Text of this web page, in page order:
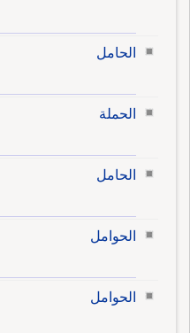
الحامل
الحملة
الحامل
الحوامل
الحوامل